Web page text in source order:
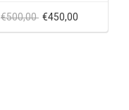
€500,00 €450,00